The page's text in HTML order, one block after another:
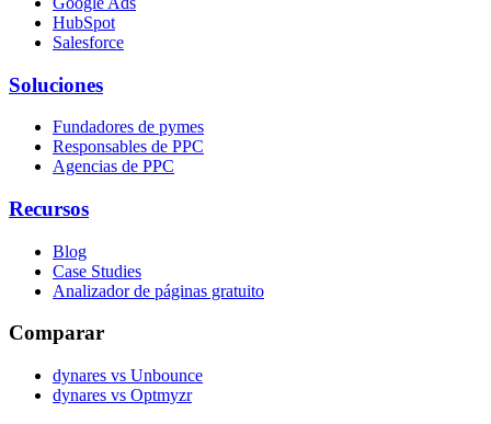
HubSpot
Salesforce
Soluciones
Fundadores de pymes
Responsables de PPC
Agencias de PPC
Recursos
Blog
Case Studies
Analizador de páginas gratuito
Comparar
dynares vs Unbounce
dynares vs Optmyzr